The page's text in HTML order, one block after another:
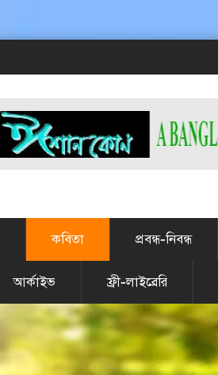
কবিতা প্রবন্ধ-নিবন্ধ
আর্কাইভ ফ্রী-লাইব্রেরি